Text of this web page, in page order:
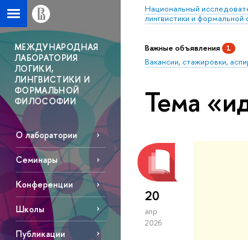
Национальный
лингвистики и
МЕЖДУНАРОДНАЯ
ЛАБОРАТОРИЯ
ЛОГИКИ,
ЛИНГВИСТИКИ И
ФОРМАЛЬНОЙ
ФИЛОСОФИИ
О лаборатории
Семинары
Конференции
Школы
Публикации
Важные объявления 1
Вакансии, стажировки,
Тема
20
апр
2026